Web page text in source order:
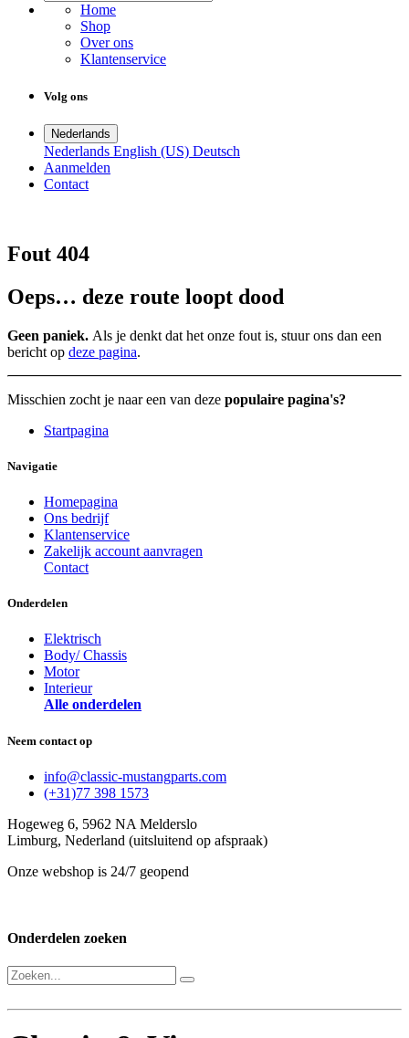
Home
Shop
Over ons
Klantenservice
Volg ons
Nederlands
Nederlands English (US) Deutsch
Aanmelden
Contact
Fout 404
Oeps… deze route loopt dood
Geen paniek. Als je denkt dat het onze fout is, stuur ons dan een
bericht op deze pagina.
Misschien zocht je naar een van deze populaire pagina's?
Startpagina
Navigatie
Homepagina
Ons bedrijf
Klantenservice
Zakelijk account aanvragen
Contact
Onderdelen
Elektrisch
Body/ Chassis
Motor
Interieur
Alle onderdelen
Neem contact op
info@classic-mustangparts.com
(+31)77 398 1573
Hogeweg 6, 5962 NA Melderslo
Limburg, Nederland (uitsluitend op afspraak)
Onze webshop is 24/7 geopend
Onderdelen zoeken